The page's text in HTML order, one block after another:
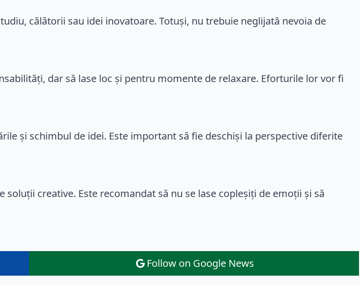
călătorii sau idei inovatoare. Totuși, nu trebuie neglijată nevoia de
dar să lase loc și pentru momente de relaxare. Eforturile lor vor fi
și schimbul de idei. Este important să fie deschiși la perspective diferite
creative. Este recomandat să nu se lase copleșiți de emoții și să
Follow on Google News